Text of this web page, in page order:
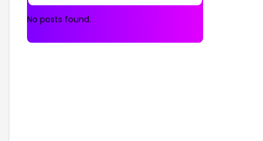
No posts found.